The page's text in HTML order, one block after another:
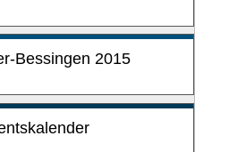
Bessingen 2015